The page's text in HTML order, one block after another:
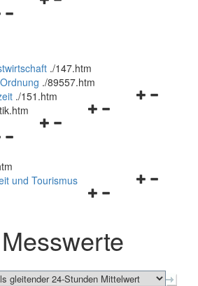
./147.htm
./89557.htm
Navigationsmenü
./151.htm
Navigationsmenü
Navigationsmenü
schließen
und Tourismus